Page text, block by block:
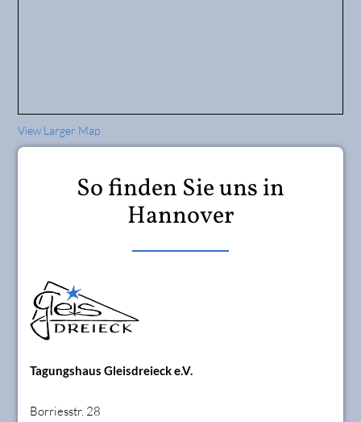
View Larger Map
So finden Sie uns in
Hannover
Tagungshaus Gleisdreieck e.V.
Borriesstr. 28